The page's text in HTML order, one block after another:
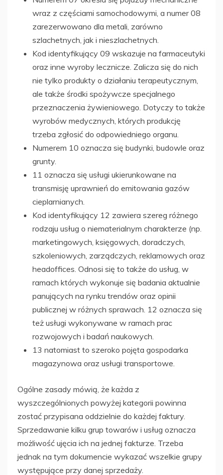
wraz z częściami samochodowymi, a numer 08
zarezerwowano dla metali, zarówno
szlachetnych, jak i nieszlachetnych.
Kod identyfikujący 09 wskazuje na farmaceutyki
oraz inne wyroby lecznicze. Zalicza się do nich
nie tylko produkty o działaniu terapeutycznym,
ale także środki spożywcze specjalnego
przeznaczenia żywieniowego. Dotyczy to także
wyrobów medycznych, których produkcję
trzeba zgłosić do odpowiedniego organu.
Numerem 10 oznacza się budynki, budowle oraz
grunty.
11 oznacza się usługi ukierunkowane na
transmisję uprawnień do emitowania gazów
cieplarnianych.
Kod identyfikujący 12 zawiera szereg różnego
rodzaju usług o niematerialnym charakterze (np.
marketingowych, księgowych, doradczych,
szkoleniowych, zarządczych, reklamowych oraz
headoffices. Odnosi się to także do usług, w
ramach których wykonuje się badania aktualnie
panujących na rynku trendów oraz opinii
publicznej w różnych sprawach. 12 oznacza się
też usługi wykonywane w ramach prac
rozwojowych i badań naukowych.
13 natomiast to szeroko pojęta gospodarka
magazynowa oraz usługi transportowe.
Ogólne zasady mówią, że każda z
wyszczególnionych powyżej kategorii powinna
zostać przypisana oddzielnie do każdej faktury.
Sprzedawanie kilku grup towarów i usług oznacza
możliwość ujęcia ich na jednej fakturze. Trzeba
jednak na tym dokumencie wykazać wszelkie grupy
występujące przy danej sprzedaży.